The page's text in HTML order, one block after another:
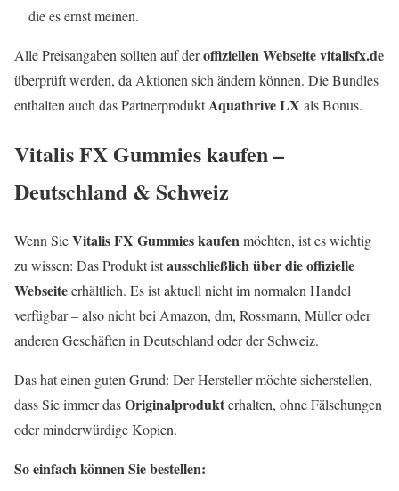
die es ernst meinen.
Alle Preisangaben sollten auf deroffiziellen Webseite vitalisfx.de
überprüft werden, da Aktionen sich ändern können. Die Bundles
enthalten auch das PartnerproduktAquathrive LX als Bonus.
Vitalis FX Gummies kaufen –
Deutschland & Schweiz
Wenn SieVitalis FX Gummies kaufenmöchten, ist es wichtig
zu wissen: Das Produkt istausschließlich über die offizielle
Webseiteerhältlich. Es ist aktuell nicht im normalen Handel
verfügbar – also nicht bei Amazon, dm, Rossmann, Müller oder
anderen Geschäften in Deutschland oder der Schweiz.
Das hat einen guten Grund: Der Hersteller möchte sicherstellen,
dass Sie immer dasOriginalprodukterhalten, ohne Fälschungen
oder minderwürdige Kopien.
So einfach können Sie bestellen: